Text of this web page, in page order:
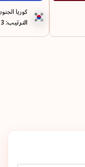
كوريا
الترتيب: 3